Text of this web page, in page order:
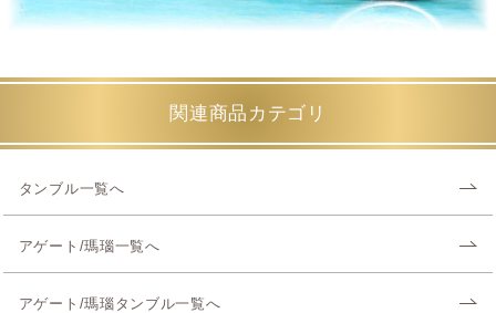
関連商品カテゴリ
タンブル一覧へ
アゲート/瑪瑙一覧へ
アゲート/瑪瑙タンブル一覧へ